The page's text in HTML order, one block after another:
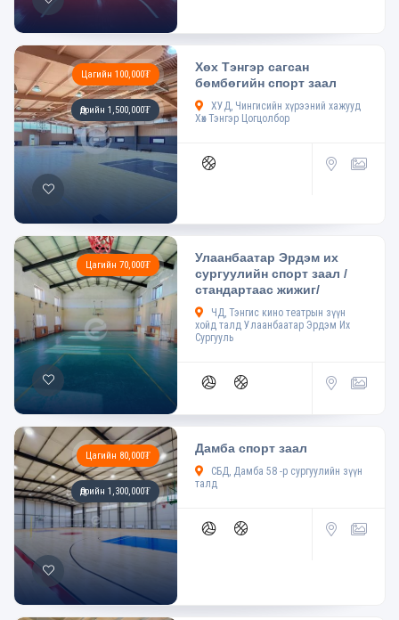
Цагийн 100,000₮
Өдрийн 1,500,000₮
Хөх Тэнгэр сагсан
бөмбөгийн спорт заал
ХУД, Чингисийн хүрээний хажууд
Хөх Тэнгэр Цогцолбор
Цагийн 70,000₮
Улаанбаатар Эрдэм их
сургуулийн спорт заал /
стандартаас жижиг/
ЧД, Тэнгис кино театрын зүүн
хойд талд Улаанбаатар Эрдэм Их
Сургууль
Цагийн 80,000₮
Өдрийн 1,300,000₮
Дамба спорт заал
СБД, Дамба 58 -р сургуулийн зүүн
талд